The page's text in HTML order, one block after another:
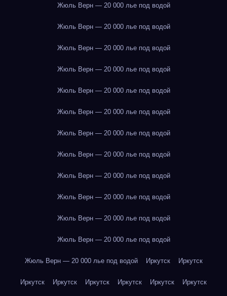
Жюль Верн — 20 000 лье под водой
Жюль Верн — 20 000 лье под водой
Жюль Верн — 20 000 лье под водой
Жюль Верн — 20 000 лье под водой
Жюль Верн — 20 000 лье под водой
Жюль Верн — 20 000 лье под водой
Жюль Верн — 20 000 лье под водой
Жюль Верн — 20 000 лье под водой
Жюль Верн — 20 000 лье под водой
Жюль Верн — 20 000 лье под водой
Жюль Верн — 20 000 лье под водой
Жюль Верн — 20 000 лье под водой
Жюль Верн — 20 000 лье под водой Иркутск Иркутск
Иркутск Иркутск Иркутск Иркутск Иркутск Иркутск